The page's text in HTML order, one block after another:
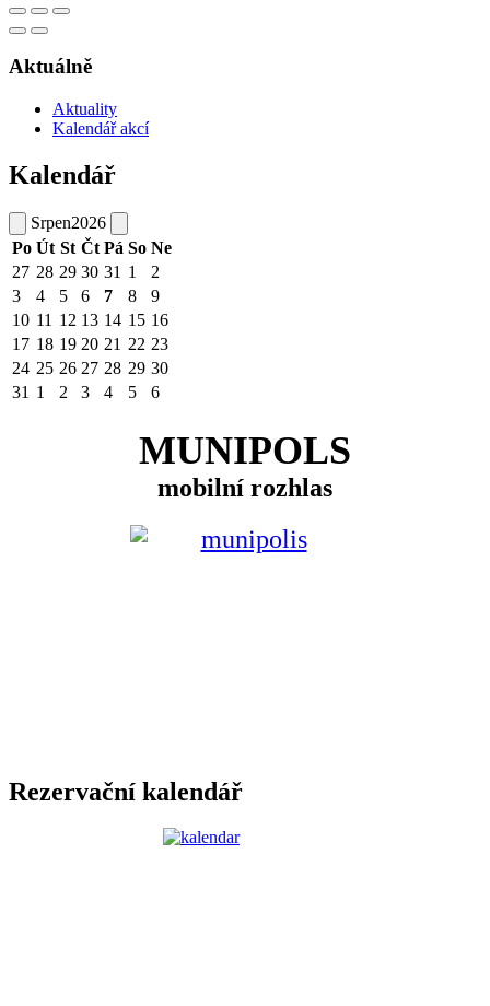
Aktuálně
Aktuality
Kalendář akcí
Kalendář
Srpen2026
Po Út St Čt Pá So Ne
27 28 29 30 31 1
2
3
4 5 6 7 8
9
10 11 12 13 14 15 16
17 18 19 20 21 22 23
24 25 26 27 28 29 30
31 1 2 3 4 5 6
MUNIPOLS
mobilní rozhlas
Rezervační kalendář